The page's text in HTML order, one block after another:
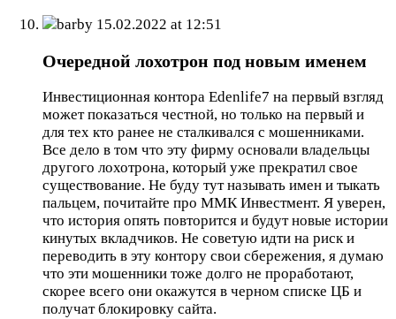
barby 15.02.2022 at 12:51
Очередной лохотрон под новым именем
Инвестиционная контора Edenlife7 на первый взгляд
может показаться честной, но только на первый и
для тех кто ранее не сталкивался с мошенниками.
Все дело в том что эту фирму основали владельцы
другого лохотрона, который уже прекратил свое
существование. Не буду тут называть имен и тыкать
пальцем, почитайте про ММК Инвестмент. Я уверен,
что история опять повторится и будут новые истории
кинутых вкладчиков. Не советую идти на риск и
переводить в эту контору свои сбережения, я думаю
что эти мошенники тоже долго не проработают,
скорее всего они окажутся в черном списке ЦБ и
получат блокировку сайта.